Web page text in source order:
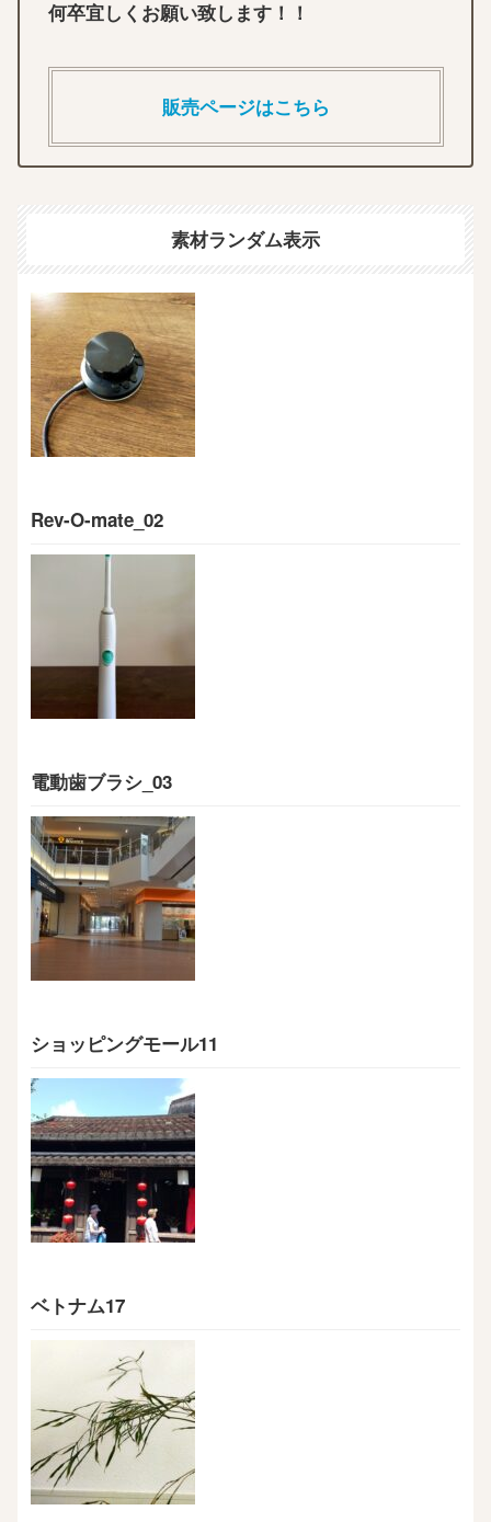
何卒宜しくお願い致します！！
販売ページはこちら
素材ランダム表示
Rev-O-mate_02
電動歯ブラシ_03
ショッピングモール11
ベトナム17